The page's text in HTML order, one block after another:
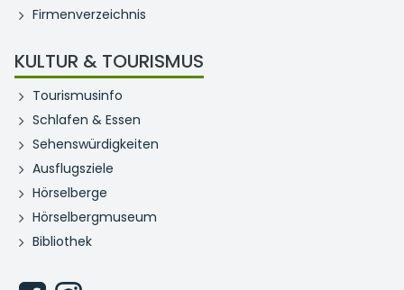
Firmenverzeichnis
KULTUR & TOURISMUS
Tourismusinfo
Schlafen & Essen
Sehenswürdigkeiten
Ausflugsziele
Hörselberge
Hörselbergmuseum
Bibliothek